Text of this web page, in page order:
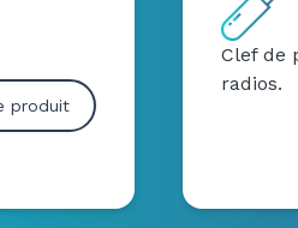
produit
Clef de
radios.